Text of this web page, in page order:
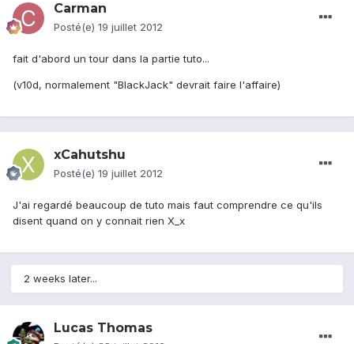
Carman
Posté(e) 19 juillet 2012
fait d'abord un tour dans la partie tuto...
(v10d, normalement "BlackJack" devrait faire l'affaire)
xCahutshu
Posté(e) 19 juillet 2012
J'ai regardé beaucoup de tuto mais faut comprendre ce qu'ils
disent quand on y connait rien X_x
2 weeks later...
Lucas Thomas